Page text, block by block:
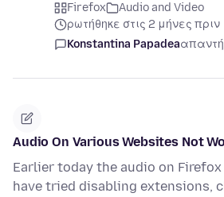
Firefox
Audio and Video
ρωτήθηκε στις 2 μήνες πριν
Konstantina Papadea
Audio On Various Websites Not
Earlier today the audio on
have tried disabling extensions,